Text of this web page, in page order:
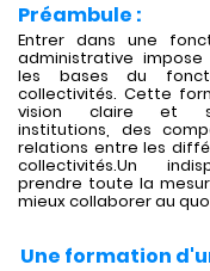
Préambule :
Entrer dans une
administrative
les bases du
collectivités. Cette
vision claire et
institutions, des
relations entre les
collectivités.Un
prendre toute la
mieux collaborer au
Une formation